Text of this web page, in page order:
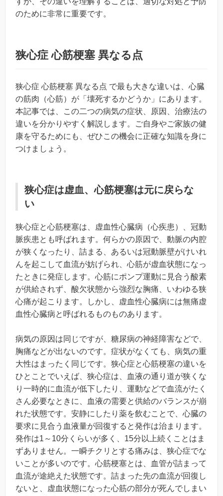
のために非常に重要です。
狭心症 心筋梗塞 異なる点
狭心症 心筋梗塞 異なる点 で最も大きな違いは、心臓
の筋肉（心筋）が「壊死するかどうか」にあります。
本記事では、この二つの病気の症状、原因、治療法の
違いを分かりやすく解説します。ご自身やご家族の健
康を守るためにも、ぜひこの機会に正確な知識を身に
つけましょう。
狭心症は虚血、心筋梗塞は元に戻らな
い
狭心症と心筋梗塞は、虚血性心臓病（心疾患）、冠動
脈疾患とも呼ばれます。何らかの原因で、動脈の内腔
が狭くなったり、詰まる、あるいは冠動脈壁がけいれ
んを起こして血流が妨げられ、心筋が虚血状態になっ
たときに発症します。心筋にポンプ運動に見合う酸素
が供給されず、酸欠状態から強烈な胸痛、いわゆる狭
心痛が起こります。しかし、虚血性心臓病には無痛虚
血性心臓病と呼ばれるものものあります。
病気の原因は同じですが、糖尿病の神経障害などで、
胸痛などが出ないのです。症状がなくても、病気の重
大性はまったく同じです。狭心症と心筋梗塞の違いを
ひとことでいえば、狭心症は、血液の通り道が狭くな
り一時的に血流が低下したり、運動などで血流がたく
さん必要なときに、血液の需要と供給のバランスが崩
れた状態です。安静にしたり薬を飲むことで、心臓の
要求に見合う血液量が回復すると発作は治まります。
発作は1～10分くらいが多く、15分以上続くことはま
ずありません。一瞬チクリとする痛みは、狭心症でな
いことが多いのです。心筋梗塞とは、血管が詰まって
血流が途絶えた状態です。詰まった先の血流が回復し
ないと、虚血状態になった心筋の部分が死んでしまい